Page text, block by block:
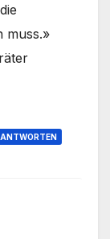
muss.»
ANTWORTEN